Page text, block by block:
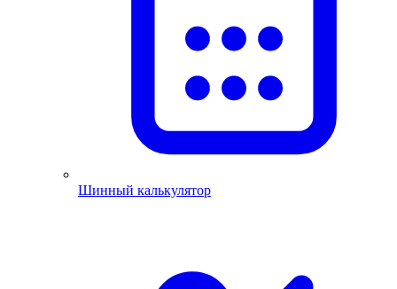
Шинный калькулятор